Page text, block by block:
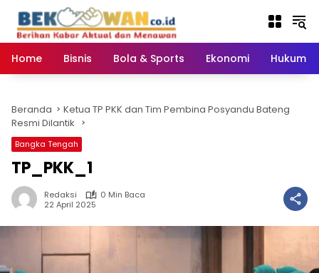
konten
Home
Bisnis Bola & Sports Ekonomi Hukum
Beranda
Ketua TP PKK dan Tim Pembina Posyandu Bateng
Resmi Dilantik
Bangka Tengah
TP_PKK_1
Redaksi
0 Min Baca
22 April 2025